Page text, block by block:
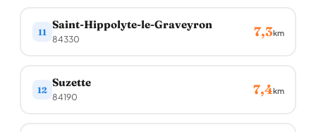
11
Saint-Hippolyte-le-Graveyron
84330 7,3km
12
Suzette
84190 7,4km